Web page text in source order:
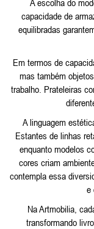
A escolha do
capacidade de
equilibradas
Em termos de
mas também
trabalho. Prateleiras
A linguagem
Estantes de linhas
enquanto modelos
cores criam
contempla essa
e
Na Artmobilia,
transformando